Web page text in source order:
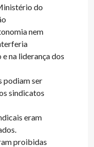
do
nem
na liderança dos
podiam ser
sindicatos
eram
proibidas